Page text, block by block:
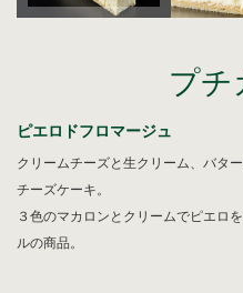
プチ
ピエロドフロマージュ
クリームチーズと生クリーム、バタ
チーズケーキ。
３色のマカロンとクリームでピエロ
ルの商品。